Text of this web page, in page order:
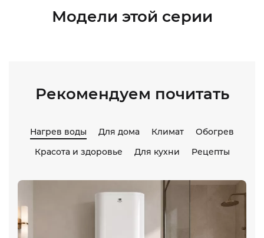
Модели этой серии
Рекомендуем почитать
Нагрев воды Для дома Климат
Обогрев
Красота и здоровье
Для кухни Рецепты